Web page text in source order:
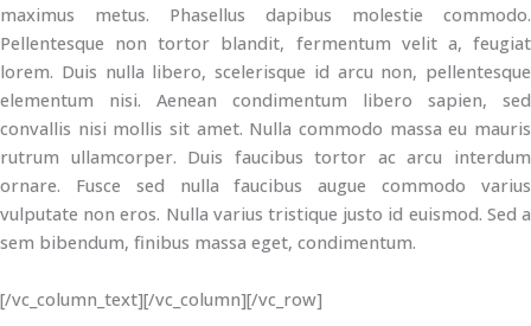
maximus metus. Phasellus dapibus molestie commodo.
Pellentesque non tortor blandit, fermentum velit a, feugiat
lorem. Duis nulla libero, scelerisque id arcu non, pellentesque
elementum nisi. Aenean condimentum libero sapien, sed
convallis nisi mollis sit amet. Nulla commodo massa eu mauris
rutrum ullamcorper. Duis faucibus tortor ac arcu interdum
ornare. Fusce sed nulla faucibus augue commodo varius
vulputate non eros. Nulla varius tristique justo id euismod. Sed a
sem bibendum, finibus massa eget, condimentum.
[/vc_column_text][/vc_column][/vc_row]